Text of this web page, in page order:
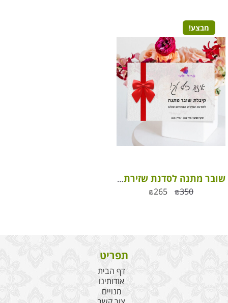
מבצע!
שובר מתנה לסדנת שזירת פרחים חוויתית
₪350
₪265
תפריט
דף הבית
אודותינו
מנויים